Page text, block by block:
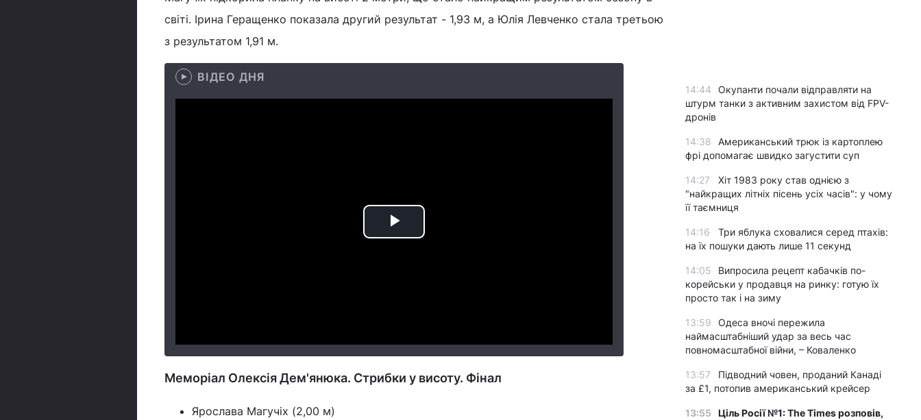
світі. Ірина Геращенко показала другий результат - 1,93 м, а Юлія Левченко стала третьою
з результатом 1,91 м.
ВІДЕО ДНЯ
Play
Меморіал Олексія Дем'янюка. Стрибки у висоту. Фінал
Ярослава Магучіх (2,00 м)
14:44
Окупанти почали відправляти на
штурм танки з активним захистом від FPV-
дронів
14:38
Американський трюк із картоплею
фрі допомагає швидко загустити суп
14:27
Хіт 1983 року став однією з
"найкращих літніх пісень усіх часів": у чому
її таємниця
14:16
Три яблука сховалися серед птахів:
на їх пошуки дають лише 11 секунд
14:05
Випросила рецепт кабачків по-
корейськи у продавця на ринку: готую їх
просто так і на зиму
13:59
Одеса вночі пережила
наймасштабніший удар за весь час
повномасштабної війни, – Коваленко
13:57
Підводний човен, проданий Канаді
за £1, потопив американський крейсер
13:55 Ціль Росії №1: The Times розповів,